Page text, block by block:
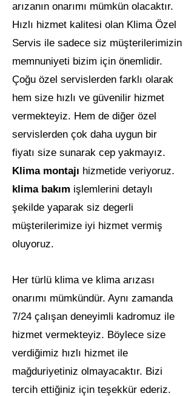
arızanın onarımı mümkün olacaktır.
Hızlı hizmet kalitesi olan Klima Özel
Servis ile sadece siz müşterilerimizin
memnuniyeti bizim için önemlidir.
Çoğu özel servislerden farklı olarak
hem size hızlı ve güvenilir hizmet
vermekteyiz. Hem de diğer özel
servislerden çok daha uygun bir
fiyatı size sunarak cep yakmayız.
Klima montajı hizmetide veriyoruz.
klima bakım işlemlerini detaylı
şekilde yaparak siz degerli
müşterilerimize iyi hizmet vermiş
oluyoruz.
Her türlü klima ve klima arızası
onarımı mümkündür. Aynı zamanda
7/24 çalışan deneyimli kadromuz ile
hizmet vermekteyiz. Böylece size
verdiğimiz hızlı hizmet ile
mağduriyetiniz olmayacaktır. Bizi
tercih ettiğiniz için teşekkür ederiz.